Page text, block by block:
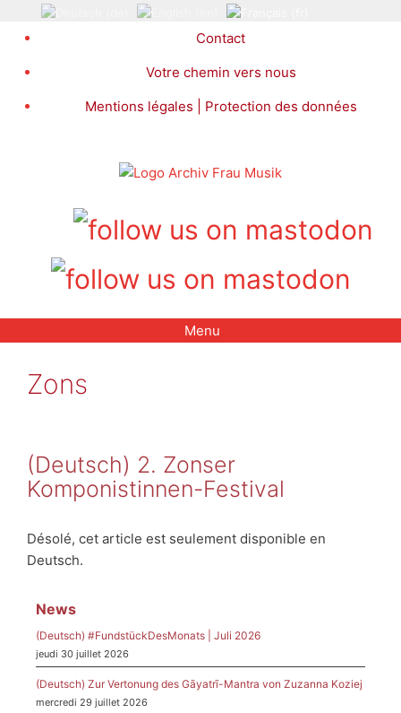
Contact
Votre chemin vers nous
Mentions légales | Protection des données
Menu
Zons
(Deutsch) 2. Zonser
Komponistinnen-Festival
Désolé, cet article est seulement disponible en
Deutsch.
News
(Deutsch) #FundstückDesMonats | Juli 2026
jeudi 30 juillet 2026
(Deutsch) Zur Vertonung des Gāyatrī-Mantra von Zuzanna Koziej
mercredi 29 juillet 2026